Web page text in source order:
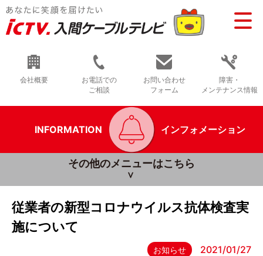
会社概要
お電話での
ご相談
お問い合わせ
フォーム
障害・
メンテナンス情報
INFORMATION インフォメーション
その他のメニューはこちら
従業者の新型コロナウイルス抗体検査実
施について
お知らせ 2021/01/27